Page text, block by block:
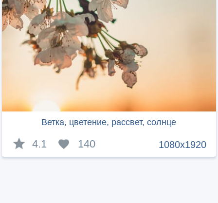
Ветка, цветение, рассвет, солнце
1080x1920
4.1 140